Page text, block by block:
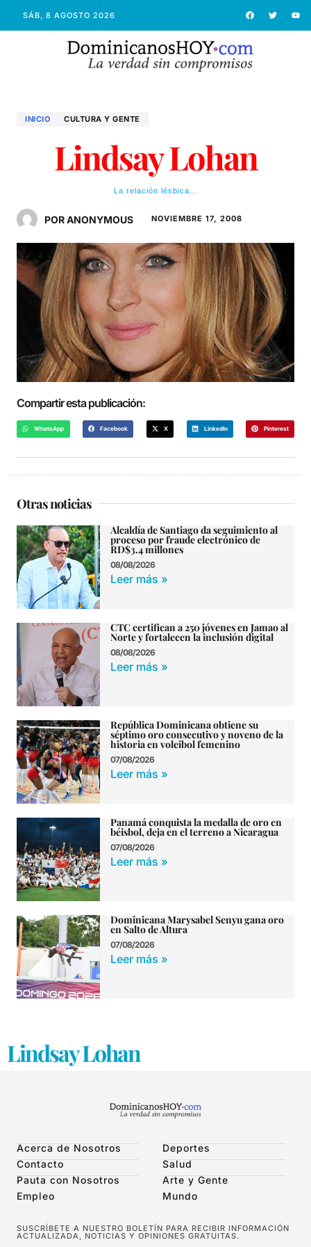
SÁB, 8 AGOSTO 2026
INICIO CULTURA Y GENTE
Lindsay Lohan
La relación lésbica...
POR ANONYMOUS NOVIEMBRE 17, 2008
Compartir esta publicación:
WhatsApp Facebook X LinkedIn Pinterest
Otras noticias
Alcaldía de Santiago da seguimiento al
proceso por fraude electrónico de
RD$3.4 millones
08/08/2026
Leer más »
CTC certifican a 250 jóvenes en Jamao al
Norte y fortalecen la inclusión digital
08/08/2026
Leer más »
República Dominicana obtiene su
séptimo oro consecutivo y noveno de la
historia en voleibol femenino
07/08/2026
Leer más »
Panamá conquista la medalla de oro en
béisbol, deja en el terreno a Nicaragua
07/08/2026
Leer más »
Dominicana Marysabel Senyu gana oro
en Salto de Altura
07/08/2026
Leer más »
Lindsay Lohan
Acerca de Nosotros
Contacto
Pauta con Nosotros
Empleo
Deportes
Salud
Arte y Gente
Mundo
SUSCRÍBETE A NUESTRO BOLETÍN PARA RECIBIR INFORMACIÓN
ACTUALIZADA, NOTICIAS Y OPINIONES GRATUITAS.